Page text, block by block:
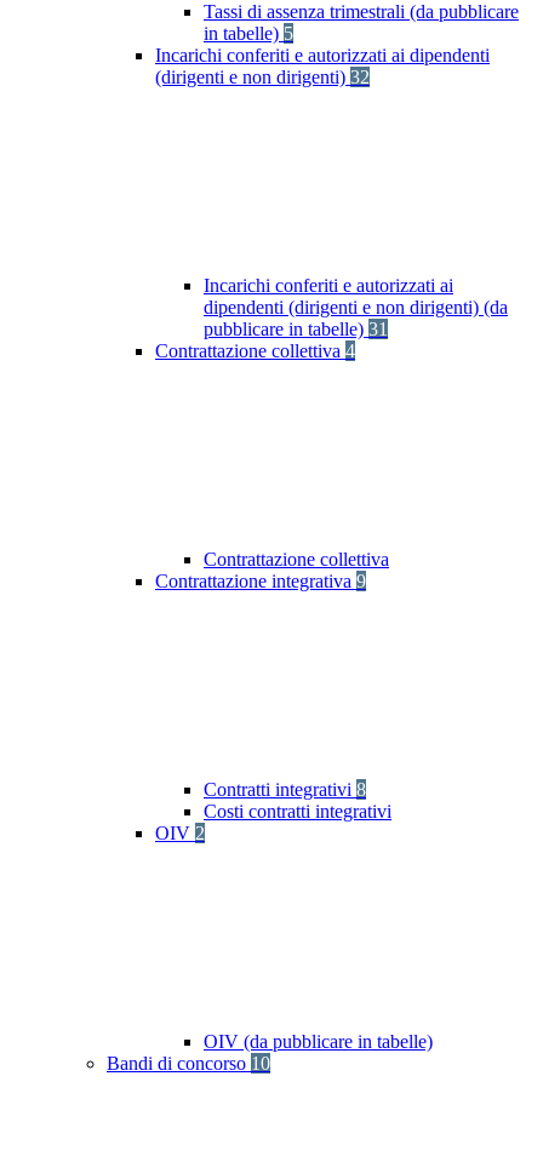
Tassi di assenza trimestrali (da pubblicare
in tabelle) 5
Incarichi conferiti e autorizzati ai dipendenti
(dirigenti e non dirigenti) 32
Incarichi conferiti e autorizzati ai
dipendenti (dirigenti e non dirigenti) (da
pubblicare in tabelle) 31
Contrattazione collettiva 4
Contrattazione collettiva
Contrattazione integrativa 9
Contratti integrativi 8
Costi contratti integrativi
OIV 2
OIV (da pubblicare in tabelle)
Bandi di concorso 10